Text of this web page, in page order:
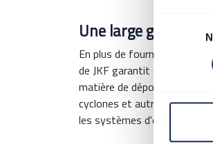
Selection
Une large gamme
En plus de fournir des
de JKF garantit que
matière de dépoussiérage.
cyclones et autres, JKF
les systèmes d'extraction